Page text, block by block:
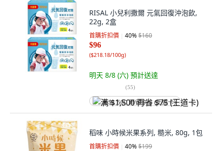
RISAL 小兒利撒爾 元氣回復沖泡飲,
22g, 2盒
首購折扣價 40%$160
$96
($218.18/100g)
明天 8/8 (六) 預計送達
(55)
满 $1,500 再省 $75 (王道卡)
稻味 小時候米果系列, 糙米, 80g, 1包
首購折扣價 40%$199